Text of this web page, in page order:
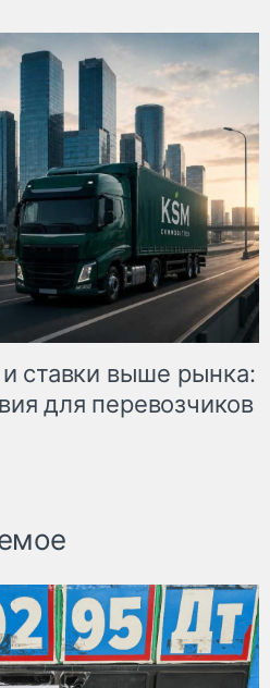
ставки выше рынка:
для перевозчиков